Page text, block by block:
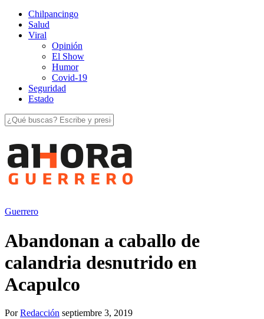
Chilpancingo
Salud
Viral
Opinión
El Show
Humor
Covid-19
Seguridad
Estado
Guerrero
Abandonan a caballo de
calandria desnutrido en
Acapulco
PorRedacción septiembre 3, 2019